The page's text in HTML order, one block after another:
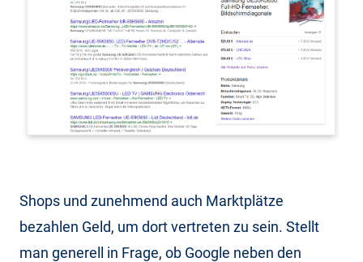
Shops und zunehmend auch Marktplätze
bezahlen Geld, um dort vertreten zu sein. Stellt
man generell in Frage, ob Google neben den